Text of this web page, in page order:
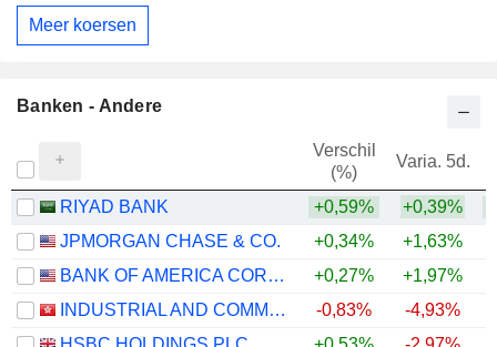
Meer koersen
Banken - Andere
Verschil
(%)
Varia. 5d.
RIYAD BANK +0,59% +0,39%
JPMORGAN CHASE & CO.
+0,34% +1,63%
BANK OF AMERICA CORPORATION
+0,27% +1,97%
INDUSTRIAL AND COMMERCIAL BANK OF CHINA LIMITED
-0,83% -4,93%